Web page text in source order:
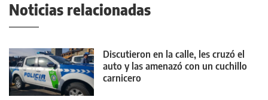
Noticias relacionadas
Discutieron en la calle, les cruzó el
auto y las amenazó con un cuchillo
carnicero